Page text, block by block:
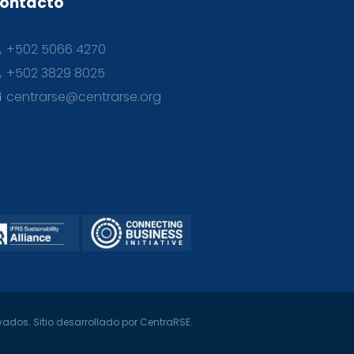
+502 5066 4270
+502 3829 8025
centrarse@centrarse.org
Sitio desarrollado por CentraRSE.